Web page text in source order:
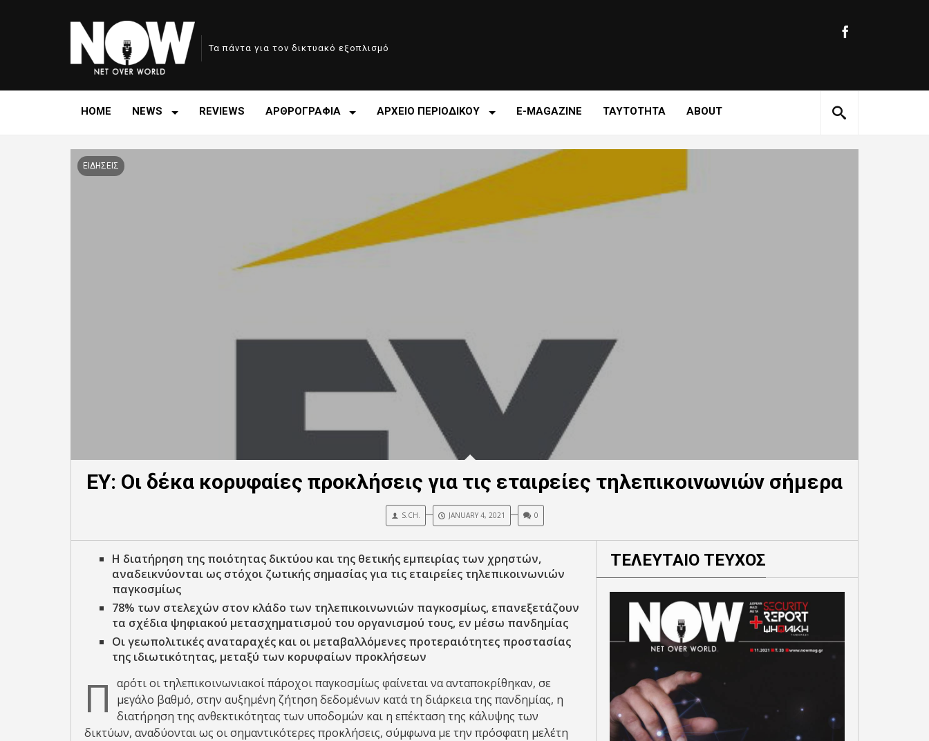
Τα πάντα για τον δικτυακό εξοπλισμό
HOME NEWS REVIEWS ΑΡΘΡΟΓΡΑΦΙΑ ΑΡΧΕΙΟ ΠΕΡΙΟΔΙΚΟΥ E-MAGAZINE ΤΑΥΤΟΤΗΤΑ ABOUT
ΕΙΔΗΣΕΙΣ
EY: Οι δέκα κορυφαίες προκλήσεις για τις εταιρείες τηλεπικοινωνιών σήμερα
S.CH. JANUARY 4, 2021 0
H διατήρηση της ποιότητας δικτύου και της θετικής εμπειρίας των χρηστών,
αναδεικνύονται ως στόχοι ζωτικής σημασίας για τις εταιρείες τηλεπικοινωνιών
παγκοσμίως
78% των στελεχών στον κλάδο των τηλεπικοινωνιών παγκοσμίως, επανεξετάζουν
τα σχέδια ψηφιακού μετασχηματισμού του οργανισμού τους, εν μέσω πανδημίας
Οι γεωπολιτικές αναταραχές και οι μεταβαλλόμενες προτεραιότητες προστασίας
της ιδιωτικότητας, μεταξύ των κορυφαίων προκλήσεων
Π αρότι οι τηλεπικοινωνιακοί πάροχοι παγκοσμίως φαίνεται να ανταποκρίθηκαν, σε
μεγάλο βαθμό, στην αυξημένη ζήτηση δεδομένων κατά τη διάρκεια της πανδημίας, η
διατήρηση της ανθεκτικότητας των υποδομών και η επέκταση της κάλυψης των
δικτύων, αναδύονται ως οι σημαντικότερες προκλήσεις, σύμφωνα με την πρόσφατη μελέτη
ΤΕΛΕΥΤΑΙΟ ΤΕΥΧΟΣ